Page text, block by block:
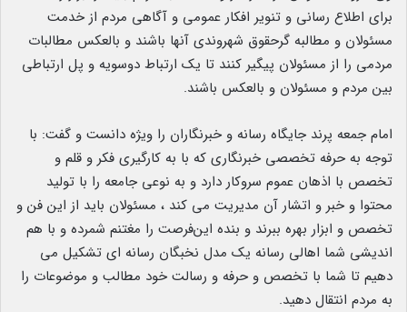
برای اطلاع رسانی و تنویر افکار عمومی و آگاهی مردم از خدمت
مسئولان و مطالبه گرحقوق شهروندی آنها باشند و بالعکس مطالبات
مردمی را از مسئولان پیگیر کنند تا یک ارتباط دوسویه و پل ارتباطی
بین مردم و مسئولان و بالعکس باشند.
امام جمعه پرند جایگاه رسانه و خبرنگاران را ویژه دانست و گفت: با
توجه به حرفه تخصصی خبرنگاری که با به کارگیری فکر و قلم و
تخصص با اذهان عموم سروکار دارد و به نوعی جامعه را با تولید
محتوا و خبر و اتشار آن مدیریت می کند ، مسئولان‌ باید از این فن و
تخصص و ابزار بهره ببرند و بنده این‌فرصت را مغتنم شمرده و با هم
اندیشی شما اهالی رسانه یک مدل نخبگان رسانه ای تشکیل می
دهیم تا شما با تخصص و حرفه و رسالت خود مطالب و موضوعات را
به مردم انتقال دهید.